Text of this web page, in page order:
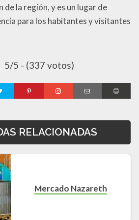
la región, y es un lugar de
para los habitantes y visitantes
5/5 - (337 votos)
RELACIONADAS
Mercado Nazareth